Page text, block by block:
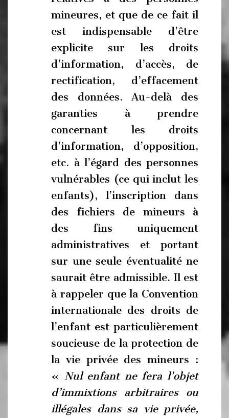
mineures, et que de ce fait il
est indispensable d’être
explicite sur les droits
d’information, d’accès, de
rectification, d’effacement
des données. Au-delà des
garanties à prendre
concernant les droits
d’information, d’opposition,
etc. à l’égard des personnes
vulnérables (ce qui inclut les
enfants), l’inscription dans
des fichiers de mineurs à
des fins uniquement
administratives et portant
sur une seule éventualité ne
saurait être admissible. Il est
à rappeler que la Convention
internationale des droits de
l’enfant est particulièrement
soucieuse de la protection de
la vie privée des mineurs :
« Nul enfant ne fera l’objet
d’immixtions arbitraires ou
illégales dans sa vie privée,